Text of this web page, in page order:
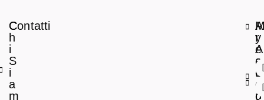
C
h
i
S
i
a
m
Contatti
A
r
e
a
L
e
g
y
A
c
c
o
u